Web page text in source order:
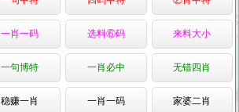
一肖一码 选料⑥码 来料大小
一句博特 一肖必中 无错四肖
稳赚一肖 一肖一码 家婆二肖